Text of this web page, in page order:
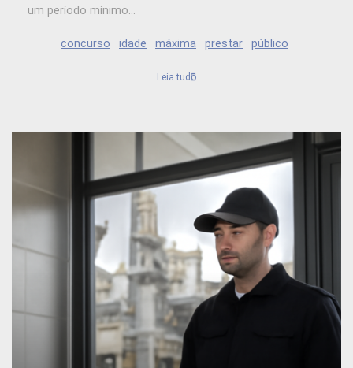
um período mínimo...
concurso idade máxima prestar público
Leia tudo